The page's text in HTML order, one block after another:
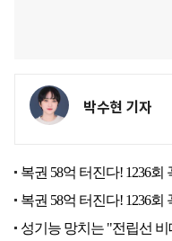
박수현 기자